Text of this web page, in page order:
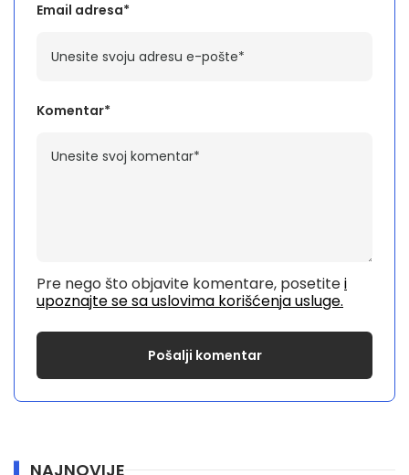
Komentar*
Pre nego što objavite komentare, posetitei
upoznajte se sa uslovima korišćenja usluge.
Email adresa*
NAJNOVIJE